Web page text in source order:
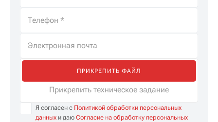
ПРИКРЕПИТЬ ФАЙЛ
Прикрепить техническое задание
Я согласен с Политикой обработки персональных
данных и даю Согласие на обработку персональных